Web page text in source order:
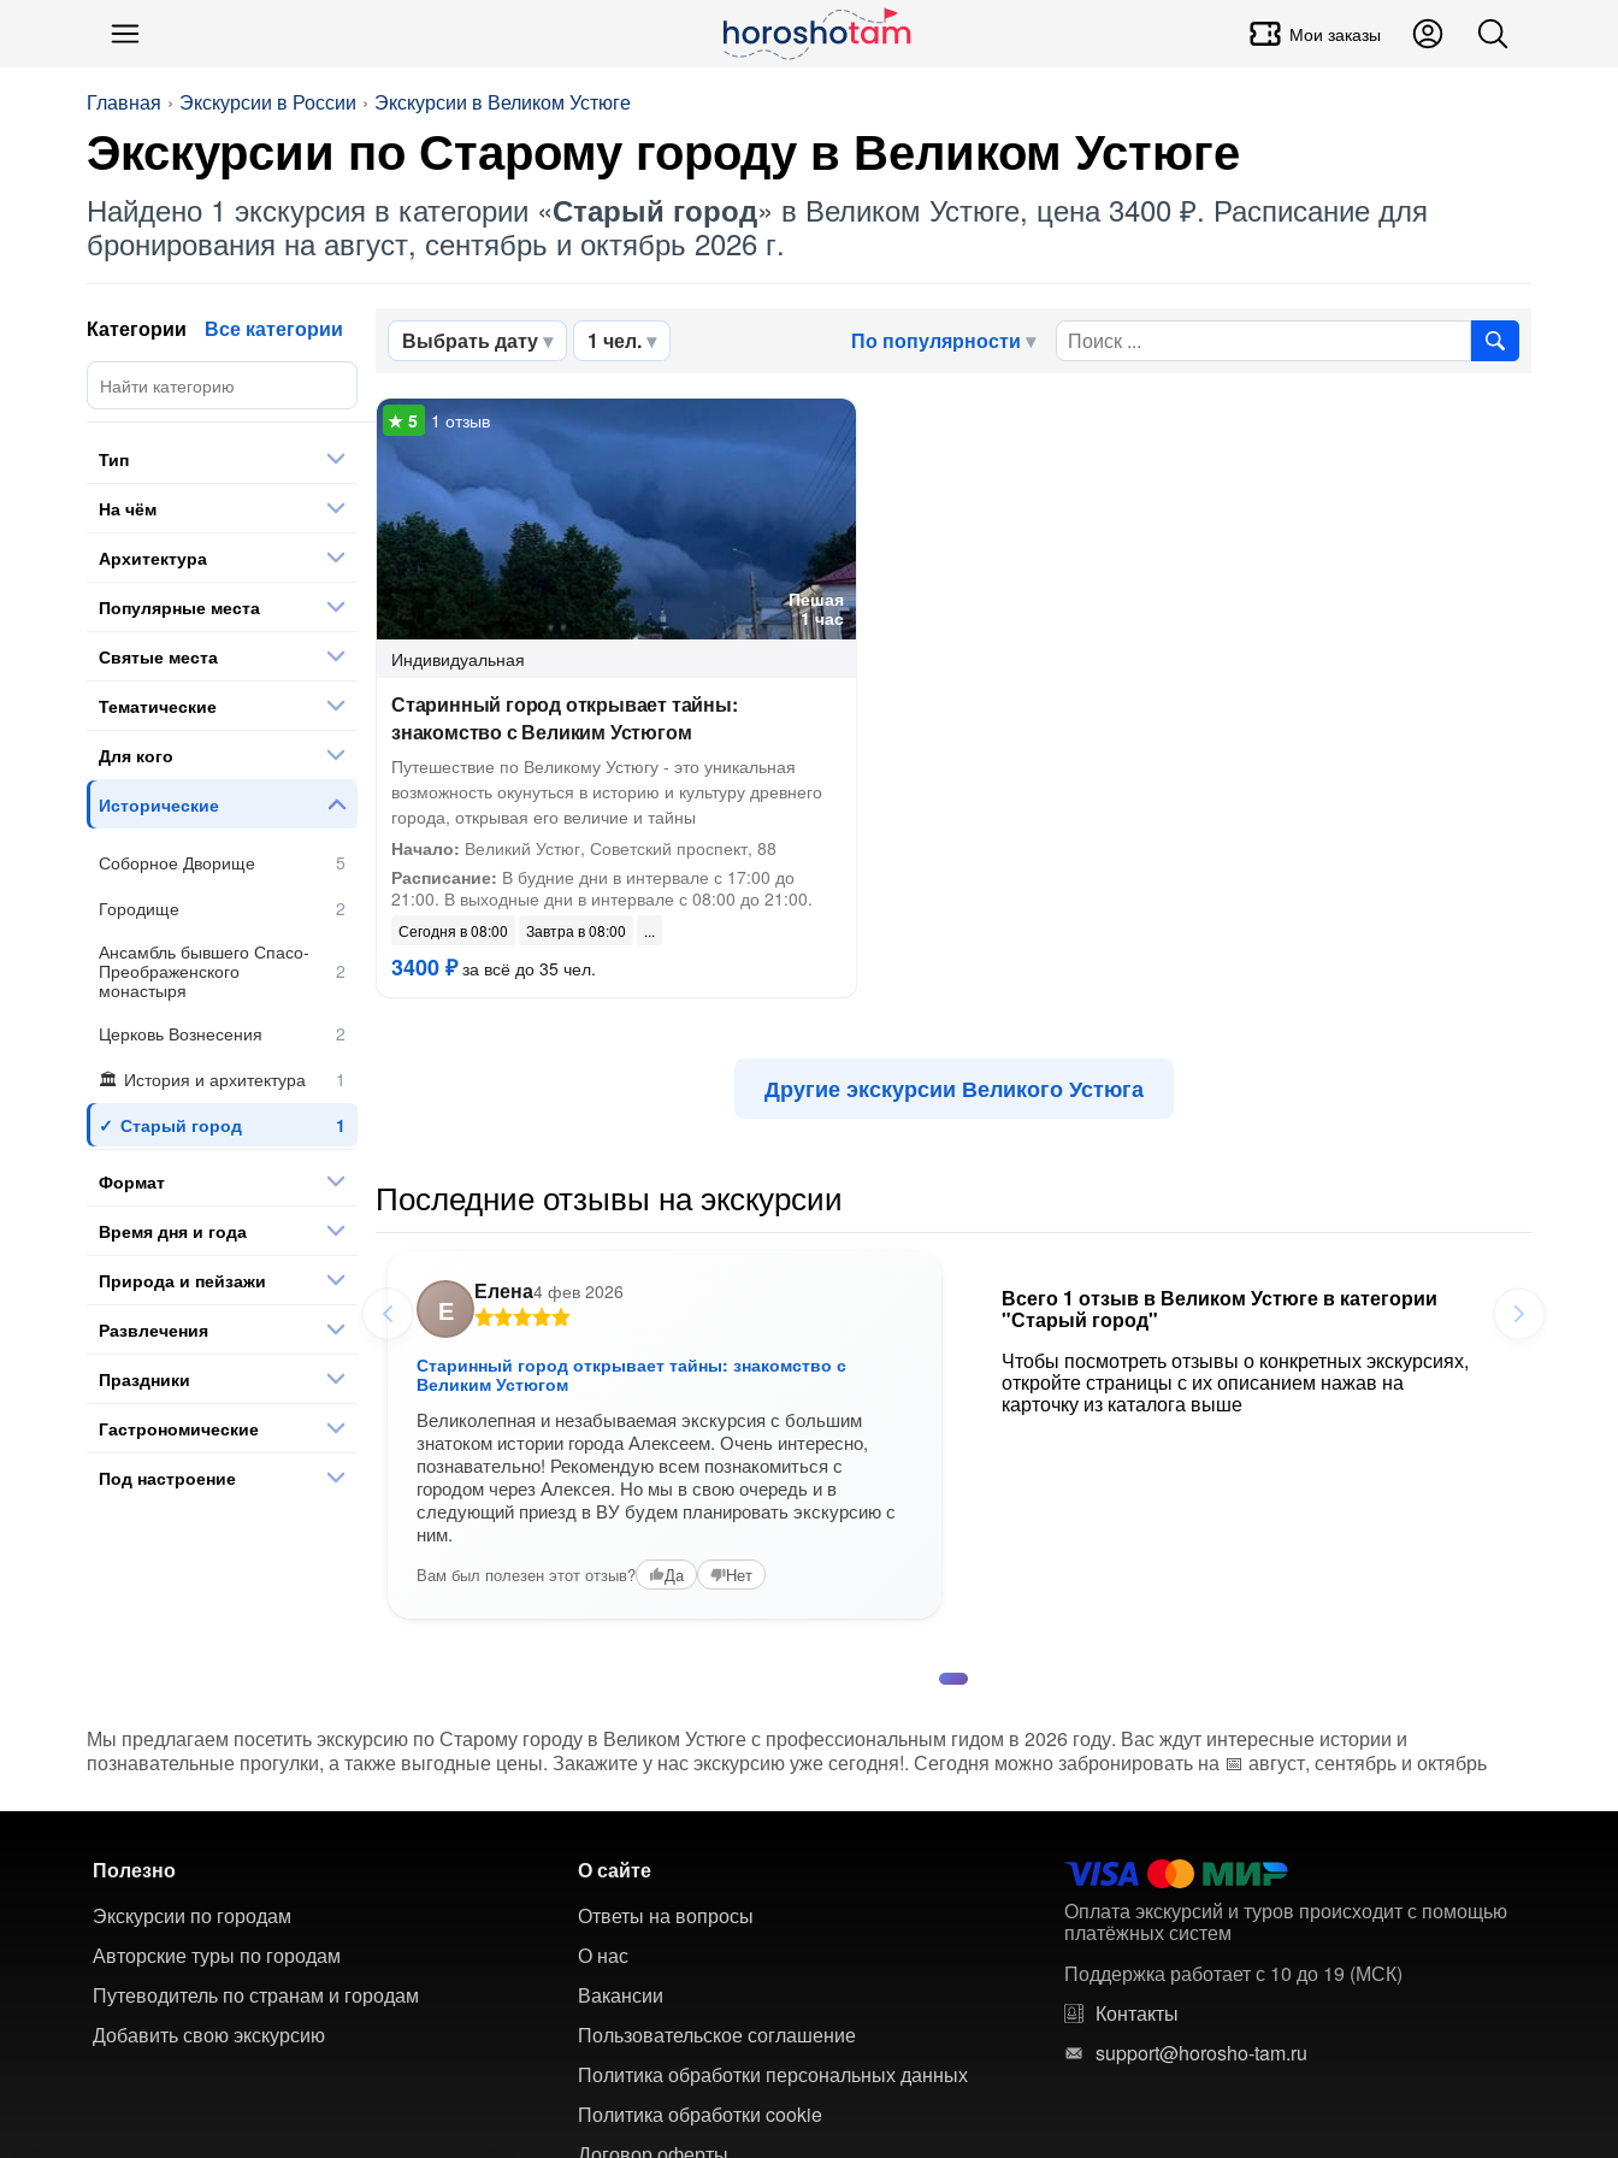
Мои заказы
Главная Экскурсии в России Экскурсии в Великом Устюге
Экскурсии по Старому городу в Великом Устюге
Найдено 1 экскурсия в категории «Старый город» в Великом Устюге, цена 3400 ₽. Расписание для
бронирования на август, сентябрь и октябрь 2026 г.
Выбрать дату 1 чел. По популярности
Пешая
1 час
1 отзыв
Индивидуальная
Старинный город открывает тайны:
знакомство с Великим Устюгом
Путешествие по Великому Устюгу - это уникальная
возможность окунуться в историю и культуру древнего
города, открывая его величие и тайны
Начало: Великий Устюг, Советский проспект, 88
Расписание: В будние дни в интервале с 17:00 до
21:00. В выходные дни в интервале с 08:00 до 21:00.
Сегодня в 08:00 Завтра в 08:00
3400 ₽за всё до 35 чел.
Другие экскурсии Великого Устюга
Последние отзывы на экскурсии
Е
Елена4 фев 2026
Старинный город открывает тайны: знакомство с
Великим Устюгом
Великолепная и незабываемая экскурсия с большим
знатоком истории города Алексеем. Очень интересно,
познавательно! Рекомендую всем познакомиться с
городом через Алексея. Но мы в свою очередь и в
следующий приезд в ВУ будем планировать экскурсию с
ним.
Вам был полезен этот отзыв? Да Нет
Всего 1 отзыв в Великом Устюге в категории
"Старый город"
Чтобы посмотреть отзывы о конкретных экскурсиях,
откройте страницы с их описанием нажав на
карточку из каталога выше
Категории Все категории
Тип
На чём
Архитектура
Популярные места
Святые места
Тематические
Для кого
Исторические
Соборное Дворище
Городище
Ансамбль бывшего Спасо-
Преображенского
монастыря
Церковь Вознесения
История и архитектура
Старый город
Формат
Время дня и года
Природа и пейзажи
Развлечения
Праздники
Гастрономические
Под настроение
Мы предлагаем посетить экскурсию по Старому городу в Великом Устюге с профессиональным гидом в 2026 году. Вас ждут интересные истории и
познавательные прогулки, а также выгодные цены. Закажите у нас экскурсию уже сегодня!. Сегодня можно забронировать на 📅 август, сентябрь и октябрь
Полезно
Экскурсии по городам
Авторские туры по городам
Путеводитель по странам и городам
Добавить свою экскурсию
О сайте
Ответы на вопросы
О нас
Вакансии
Пользовательское соглашение
Политика обработки персональных данных
Политика обработки cookie
Оплата экскурсий и туров происходит с помощью
платёжных систем
Поддержка работает с 10 до 19 (МСК)
Контакты
support@horosho-tam.ru